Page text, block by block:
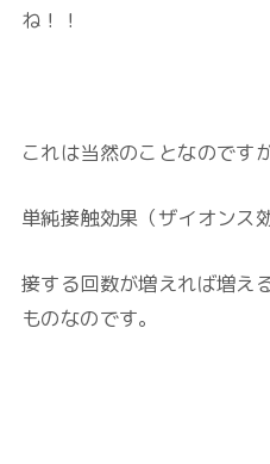
ね！！
これは当然のことなのです
単純接触効果（ザイオンス
接する回数が増えれば増え
ものなのです。